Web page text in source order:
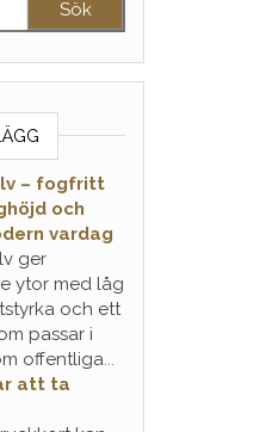
– fogfritt
och
vardag
ger
ytor med låg
och ett
passar i
offentliga...
att ta